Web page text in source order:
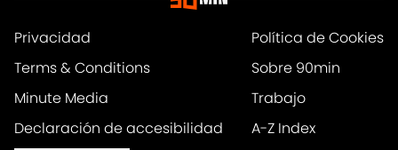
Privacidad
Política de Cookies
Terms & Conditions
Sobre 90min
Minute Media
Trabajo
Declaración de accesibilidad
A-Z Index